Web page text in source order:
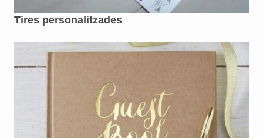
Tires personalitzades